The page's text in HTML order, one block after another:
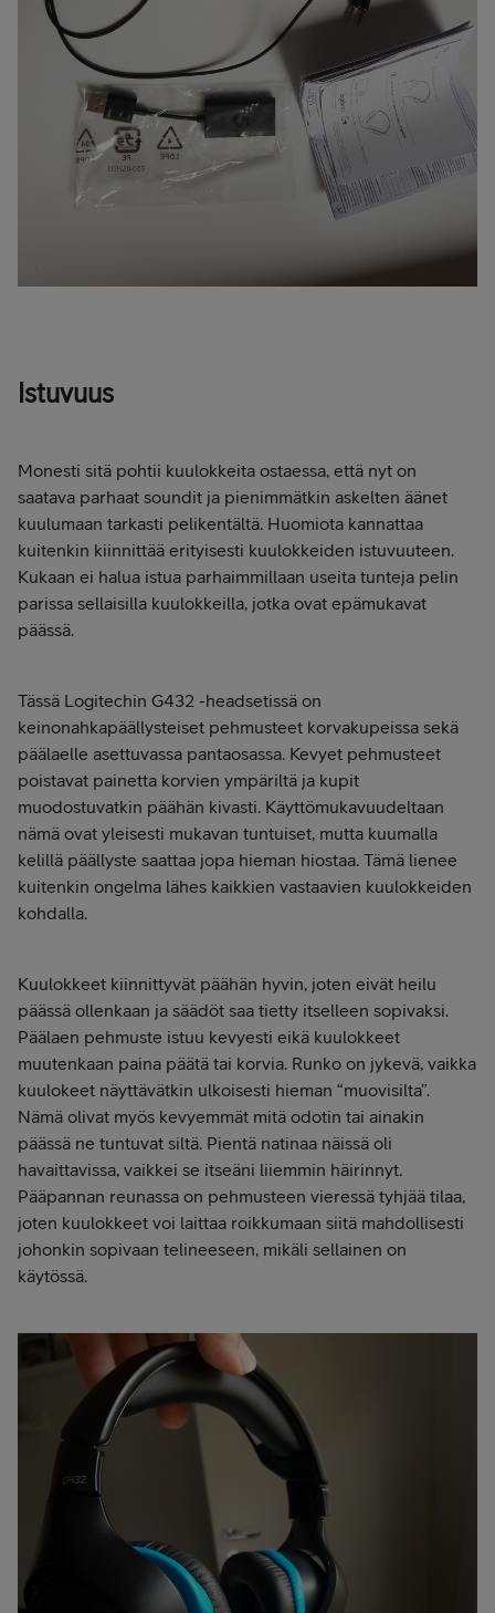
Istuvuus
Monesti sitä pohtii kuulokkeita ostaessa, että nyt on
saatava parhaat soundit ja pienimmätkin askelten äänet
kuulumaan tarkasti pelikentältä. Huomiota kannattaa
kuitenkin kiinnittää erityisesti kuulokkeiden istuvuuteen.
Kukaan ei halua istua parhaimmillaan useita tunteja pelin
parissa sellaisilla kuulokkeilla, jotka ovat epämukavat
päässä.
Tässä Logitechin G432 -headsetissä on
keinonahkapäällysteiset pehmusteet korvakupeissa sekä
päälaelle asettuvassa pantaosassa. Kevyet pehmusteet
poistavat painetta korvien ympäriltä ja kupit
muodostuvatkin päähän kivasti. Käyttömukavuudeltaan
nämä ovat yleisesti mukavan tuntuiset, mutta kuumalla
kelillä päällyste saattaa jopa hieman hiostaa. Tämä lienee
kuitenkin ongelma lähes kaikkien vastaavien kuulokkeiden
kohdalla.
Kuulokkeet kiinnittyvät päähän hyvin, joten eivät heilu
päässä ollenkaan ja säädöt saa tietty itselleen sopivaksi.
Päälaen pehmuste istuu kevyesti eikä kuulokkeet
muutenkaan paina päätä tai korvia. Runko on jykevä, vaikka
kuulokeet näyttävätkin ulkoisesti hieman “muovisilta”.
Nämä olivat myös kevyemmät mitä odotin tai ainakin
päässä ne tuntuvat siltä. Pientä natinaa näissä oli
havaittavissa, vaikkei se itseäni liiemmin häirinnyt.
Pääpannan reunassa on pehmusteen vieressä tyhjää tilaa,
joten kuulokkeet voi laittaa roikkumaan siitä mahdollisesti
johonkin sopivaan telineeseen, mikäli sellainen on
käytössä.